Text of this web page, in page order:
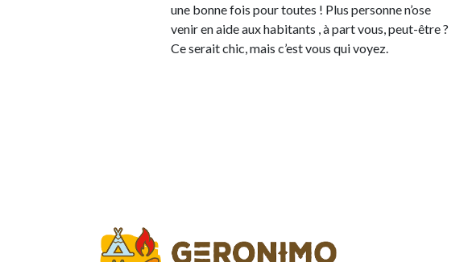
une bonne fois pour toutes ! Plus personne n’ose
venir en aide aux habitants , à part vous, peut-être ?
Ce serait chic, mais c’est vous qui voyez.